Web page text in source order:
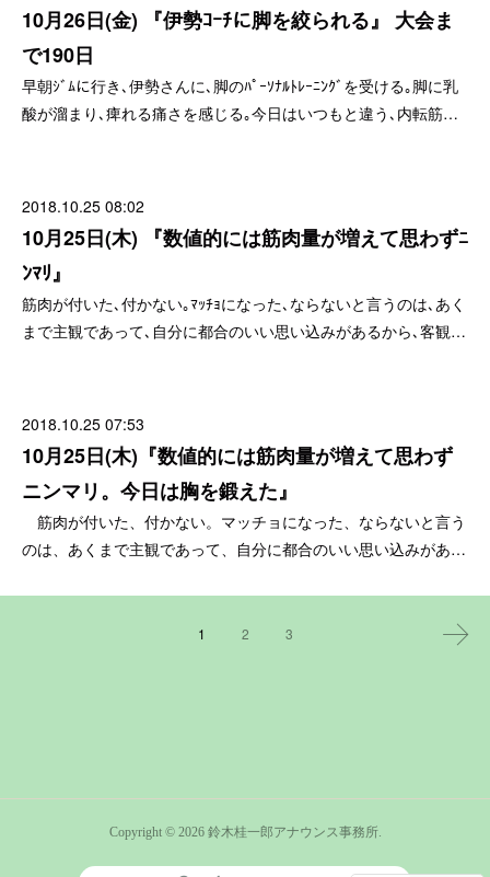
10月26日(金) 『伊勢ｺｰﾁに脚を絞られる』 大会ま
で190日
早朝ｼﾞﾑに行き､伊勢さんに､脚のﾊﾟｰｿﾅﾙﾄﾚｰﾆﾝｸﾞを受ける｡脚に乳
酸が溜まり､痺れる痛さを感じる｡今日はいつもと違う､内転筋…
2018.10.25 08:02
10月25日(木) 『数値的には筋肉量が増えて思わずﾆ
ﾝﾏﾘ』
筋肉が付いた､付かない｡ﾏｯﾁｮになった､ならないと言うのは､あく
まで主観であって､自分に都合のいい思い込みがあるから､客観…
2018.10.25 07:53
10月25日(木)『数値的には筋肉量が増えて思わず
ニンマリ。今日は胸を鍛えた』
筋肉が付いた、付かない。マッチョになった、ならないと言う
のは、あくまで主観であって、自分に都合のいい思い込みがあ…
1 2 3
Copyright © 2026 鈴木桂一郎アナウンス事務所.